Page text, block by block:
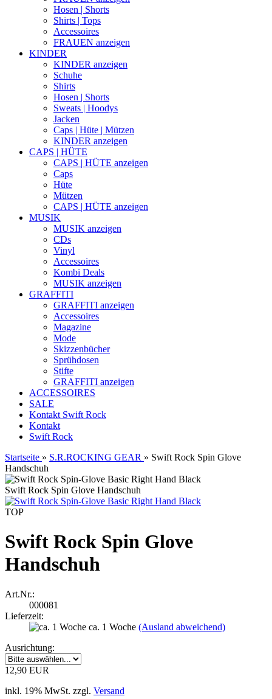
Hosen | Shorts
Shirts | Tops
Accessoires
FRAUEN anzeigen
KINDER
KINDER anzeigen
Schuhe
Shirts
Hosen | Shorts
Sweats | Hoodys
Jacken
Caps | Hüte | Mützen
KINDER anzeigen
CAPS | HÜTE
CAPS | HÜTE anzeigen
Caps
Hüte
Mützen
CAPS | HÜTE anzeigen
MUSIK
MUSIK anzeigen
CDs
Vinyl
Accessoires
Kombi Deals
MUSIK anzeigen
GRAFFITI
GRAFFITI anzeigen
Accessoires
Magazine
Mode
Skizzenbücher
Sprühdosen
Stifte
GRAFFITI anzeigen
ACCESSOIRES
SALE
Kontakt Swift Rock
Kontakt
Swift Rock
Startseite » S.R.ROCKING GEAR » Swift Rock Spin Glove
Handschuh
Swift Rock Spin Glove Handschuh
TOP
Swift Rock Spin Glove
Handschuh
Art.Nr.:
000081
Lieferzeit:
ca. 1 Woche (Ausland abweichend)
Ausrichtung:
12,90 EUR
inkl. 19% MwSt. zzgl. Versand